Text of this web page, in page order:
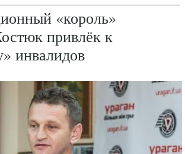
«король»
привлёк к
инвалидов